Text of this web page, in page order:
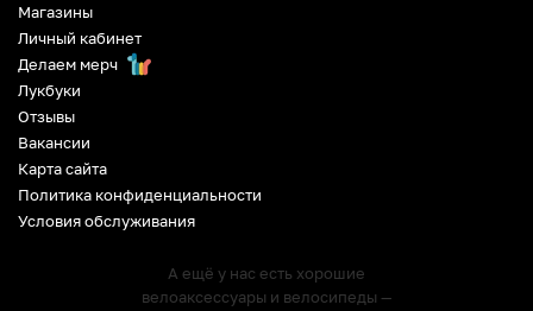
Магазины
Личный кабинет
Делаем мерч
Лукбуки
Отзывы
Вакансии
Карта сайта
Политика конфиденциальности
Условия обслуживания
А ещё у нас есть хорошие
велоаксессуары и велосипеды —